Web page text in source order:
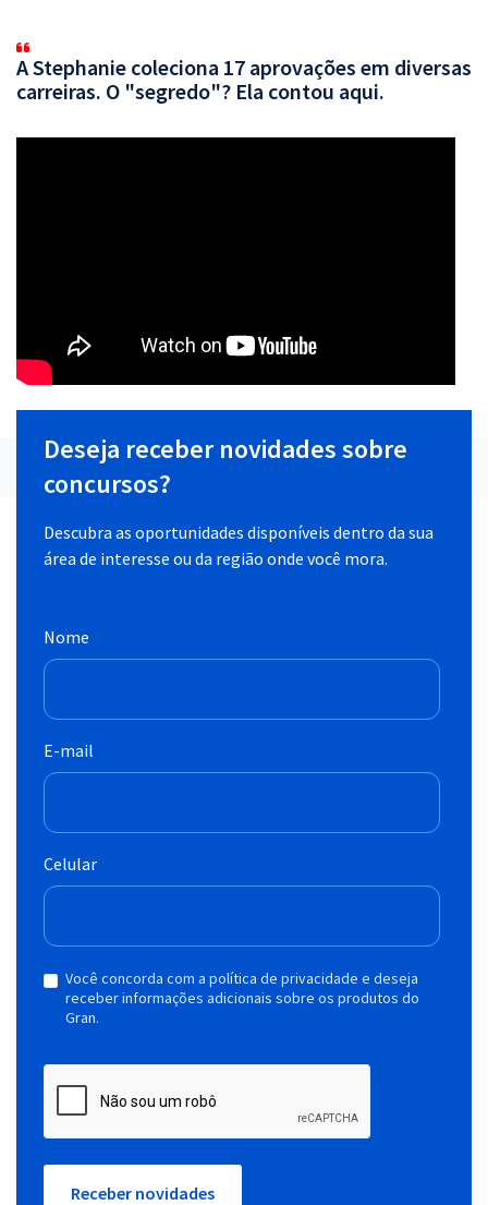
A Stephanie coleciona 17 aprovações em diversas
carreiras. O "segredo"? Ela contou aqui.
Deseja receber novidades sobre
concursos?
Descubra as oportunidades disponíveis dentro da sua
área de interesse ou da região onde você mora.
Nome
E-mail
Celular
Você concorda com a política de privacidade e deseja
receber informações adicionais sobre os produtos do
Gran.
Receber novidades